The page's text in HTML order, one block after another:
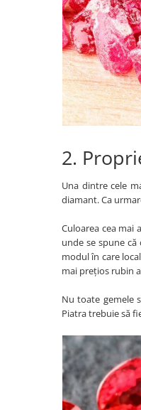
2.
Una dintre cele
diamant. Ca
Culoarea cea mai
unde se spune
modul în care
mai prețios rubin
Nu toate gemele
Piatra trebuie să